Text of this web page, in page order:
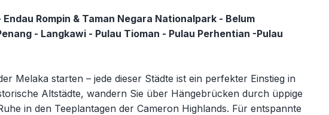
Rompin & Taman Negara Nationalpark - Belum
- Langkawi - Pulau Tioman - Pulau Perhentian -Pulau
Melaka starten – jede dieser Städte ist ein perfekter Einstieg in
Altstädte, wandern Sie über Hängebrücken durch üppige
in den Teeplantagen der Cameron Highlands. Für entspannte